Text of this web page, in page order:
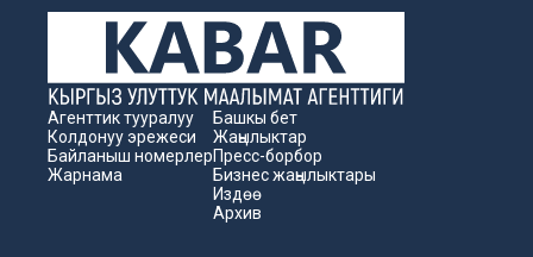
Агенттик тууралуу
Колдонуу эрежеси
Байланыш номерлер
Жарнама
Башкы бет
Жаңылыктар
Пресс-борбор
Бизнес жаңылыктары
Издөө
Архив